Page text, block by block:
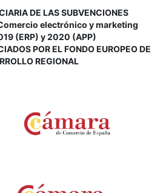
DE LAS SUBVENCIONES
electrónico y marketing
(ERP) y 2020 (APP)
POR EL FONDO EUROPEO DE
REGIONAL